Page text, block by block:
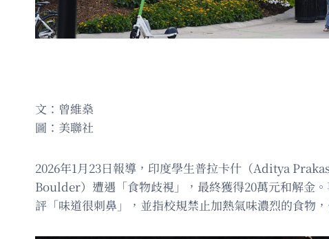
文：曾維燊
圖：美聯社
2026年1月23日報導，印度學生普拉卡什（Aditya
Boulder）遭遇「食物歧視」，最終獲得20萬元和解金
評「味道很刺鼻」，並指校規禁止加熱氣味濃烈的食物